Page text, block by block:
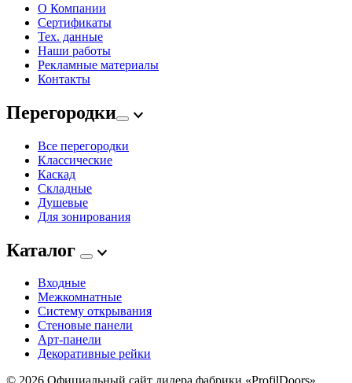
О Компании
Сертификаты
Тех. данные
Наши работы
Рекламные материалы
Контакты
Перегородки
Все перегородки
Классические
Каскад
Складные
Душевые
Для зонирования
Каталог
Входные
Межкомнатные
Систему открывания
Стеновые панели
Арт-панели
Декоративные рейки